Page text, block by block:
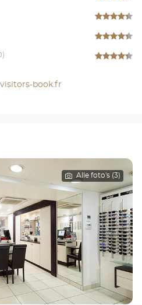
visitors-book.fr
Alle foto's (3)